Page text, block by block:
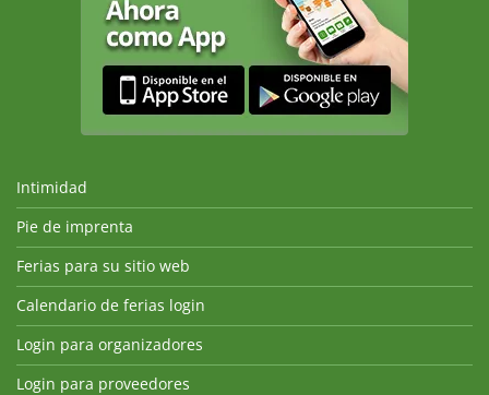
Intimidad
Pie de imprenta
Ferias para su sitio web
Calendario de ferias login
Login para organizadores
Login para proveedores